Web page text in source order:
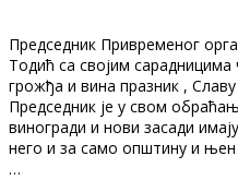
Председник Привременог
Тодић са својим
грожђа и вина празник ,
Председник је у свом
виногради и нови засади
него и за само општину и
…